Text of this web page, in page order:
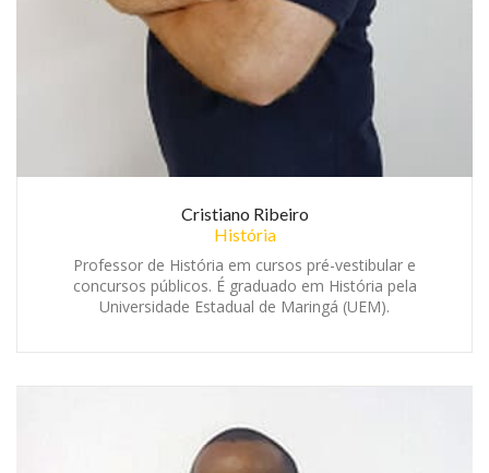
Cristiano Ribeiro
História
Professor de História em cursos pré-vestibular e
concursos públicos. É graduado em História pela
Universidade Estadual de Maringá (UEM).